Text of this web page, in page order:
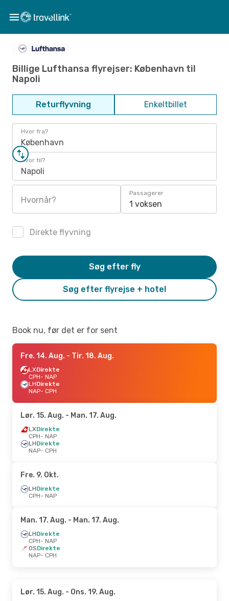
Billige Lufthansa flyrejser: København til
Napoli
Returflyvning Enkeltbillet
Hvor fra?
København
Hvor til?
Napoli
Hvornår?
Passagerer
1 voksen
Direkte flyvning
Søg efter flyrejse + hotel
Søg efter fly
Book nu, før det er for sent
Fre. 14. Aug. - Tir. 18. Aug.
LXDirekte
CPH- NAP
LHDirekte
NAP- CPH
Lør. 15. Aug. - Man. 17. Aug.
LXDirekte
CPH- NAP
LHDirekte
NAP- CPH
Fre. 9. Okt.
LHDirekte
CPH- NAP
Man. 17. Aug. - Man. 17. Aug.
LHDirekte
CPH- NAP
OSDirekte
NAP- CPH
Lør. 15. Aug. - Ons. 19. Aug.